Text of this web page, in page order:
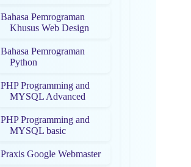
Bahasa Pemrograman
Khusus Web Design
Bahasa Pemrograman
Python
PHP Programming and
MYSQL Advanced
PHP Programming and
MYSQL basic
Praxis Google Webmaster